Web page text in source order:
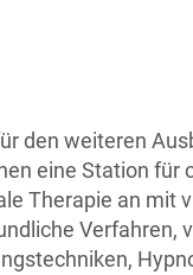
den weiteren
eine Station für
Therapie an mit
Verfahren,